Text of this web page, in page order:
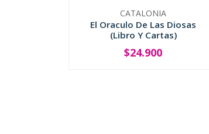
CATALONIA
El Oraculo De Las Diosas
(Libro Y Cartas)
+
$24.900